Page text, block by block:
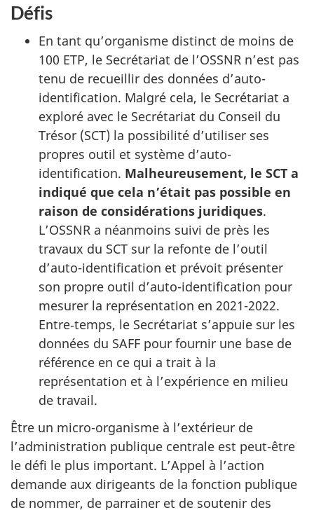
Défis
En tant qu’organisme distinct de moins de
100 ETP, le Secrétariat de l’OSSNR n’est pas
tenu de recueillir des données d’auto-
identification. Malgré cela, le Secrétariat a
exploré avec le Secrétariat du Conseil du
Trésor (SCT) la possibilité d’utiliser ses
propres outil et système d’auto-
identification. Malheureusement, le SCT a
indiqué que cela n’était pas possible en
raison de considérations juridiques.
L’OSSNR a néanmoins suivi de près les
travaux du SCT sur la refonte de l’outil
d’auto-identification et prévoit présenter
son propre outil d’auto-identification pour
mesurer la représentation en 2021-2022.
Entre‑temps, le Secrétariat s’appuie sur les
données du SAFF pour fournir une base de
référence en ce qui a trait à la
représentation et à l’expérience en milieu
de travail.
Être un micro-organisme à l’extérieur de
l’administration publique centrale est peut-être
le défi le plus important. L’Appel à l’action
demande aux dirigeants de la fonction publique
de nommer, de parrainer et de soutenir des